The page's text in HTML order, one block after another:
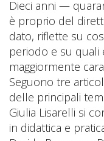
Dieci anni —
è proprio del
dato, riflette su
periodo e su quali
maggiormente
Seguono tre
delle principali
Giulia Lisarelli si
in didattica e